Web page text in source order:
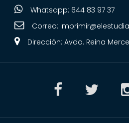
Whatsapp: 644 83 97 37
Correo:
Dirección: Avda. Reina